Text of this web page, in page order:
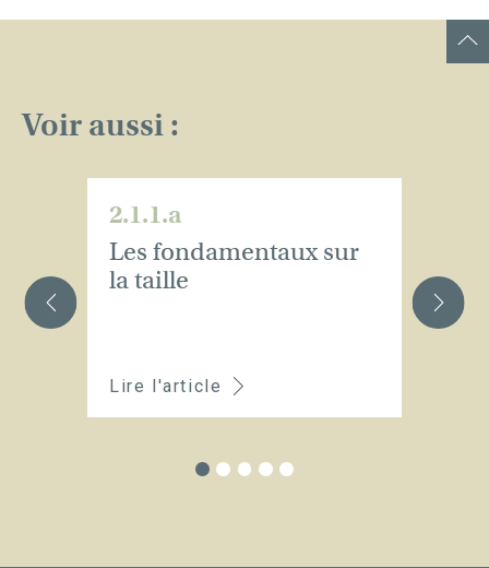
Voir aussi :
2.1.1.a
Les fondamentaux sur
la taille
Lire l'article